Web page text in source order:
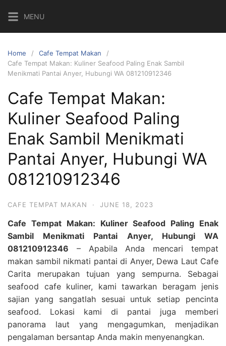
content
MENU
Home
Cafe Tempat Makan
Cafe Tempat Makan: Kuliner Seafood Paling Enak Sambil
Menikmati Pantai Anyer, Hubungi WA 081210912346
Cafe Tempat Makan:
Kuliner Seafood Paling
Enak Sambil Menikmati
Pantai Anyer, Hubungi WA
081210912346
CAFE TEMPAT MAKAN · JUNE 18, 2023
Cafe Tempat Makan: Kuliner Seafood Paling Enak
Sambil Menikmati Pantai Anyer, Hubungi WA
081210912346 – Apabila Anda mencari tempat
makan sambil nikmati pantai di Anyer, Dewa Laut Cafe
Carita merupakan tujuan yang sempurna. Sebagai
seafood cafe kuliner, kami tawarkan beragam jenis
sajian yang sangatlah sesuai untuk setiap pencinta
seafood. Lokasi kami di pantai juga memberi
panorama laut yang mengagumkan, menjadikan
pengalaman bersantap Anda makin menyenangkan.